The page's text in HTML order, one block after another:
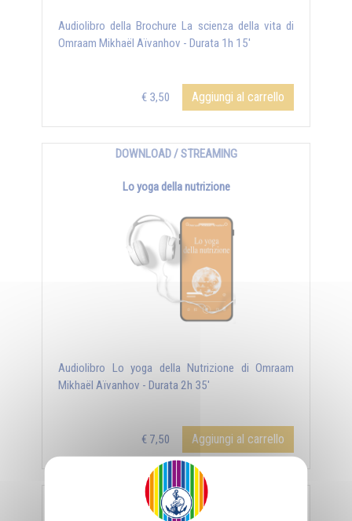
Audiolibro della Brochure La scienza della vita di
Omraam Mikhaël Aïvanhov - Durata 1h 15'
€ 3,50 Aggiungi al carrello
DOWNLOAD / STREAMING
Lo yoga della nutrizione
Audiolibro Lo yoga della Nutrizione di Omraam
Mikhaël Aïvanhov - Durata 2h 35'
€ 7,50 Aggiungi al carrello
DOWNLOAD / STREAMING